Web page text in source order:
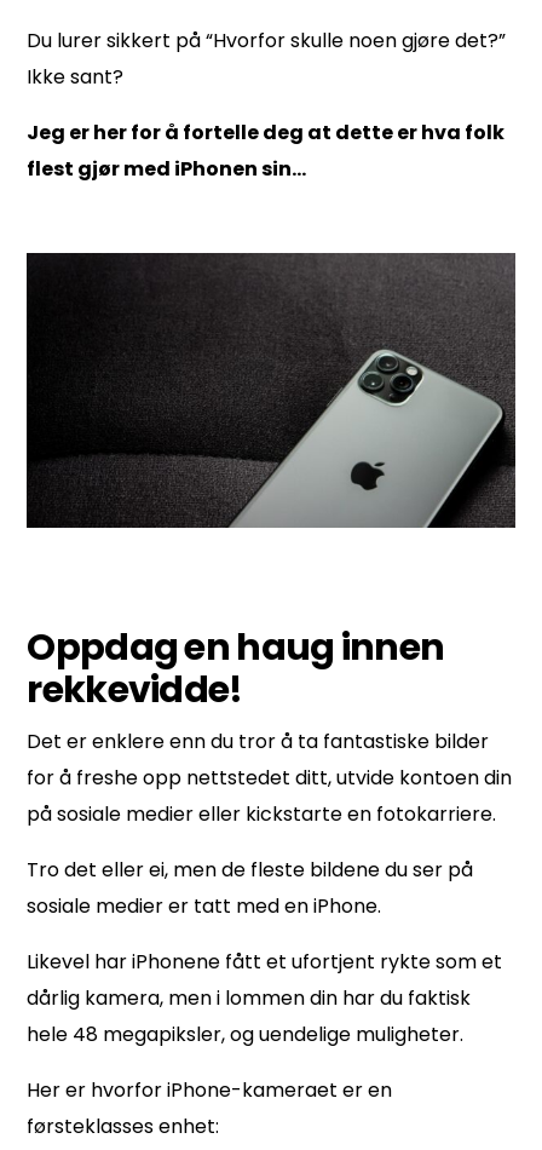
Du lurer sikkert på“Hvorfor skulle noen gjøre det?”
Ikke sant?
Jeg er her for å fortelle deg at dette er hva folk
flest gjør med iPhonen sin…
Oppdag en hauginnen
rekkevidde!
Det er enklere enn du tror å ta fantastiske bilder
for å freshe opp nettstedet ditt, utvide kontoen din
på sosiale medier eller kickstarte en fotokarriere.
Tro det eller ei, men de fleste bildene du ser på
sosiale medier er tatt med en iPhone.
Likevel har iPhonene fått et ufortjent rykte som et
dårlig kamera, men i lommen din har du faktisk
hele 48 megapiksler, og uendelige muligheter.
Her er hvorfor iPhone-kameraet er en
førsteklassesenhet: